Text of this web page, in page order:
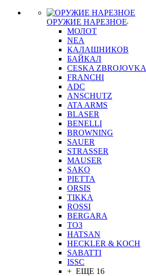
ОРУЖИЕ НАРЕЗНОЕ
МОЛОТ
NEA
КАЛАШНИКОВ
БАЙКАЛ
CESKA ZBROJOVKA
FRANCHI
ADC
ANSCHUTZ
ATA ARMS
BLASER
BENELLI
BROWNING
SAUER
STRASSER
MAUSER
SAKO
PIETTA
ORSIS
TIKKA
ROSSI
BERGARA
ТОЗ
HATSAN
HECKLER & KOCH
SABATTI
ISSC
+ ЕЩЕ 16